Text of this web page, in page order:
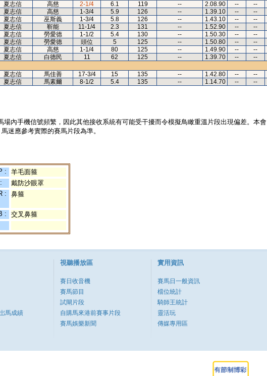
夏志信 高慈 2-1/4 6.1 119 -- 2.08.90 -- --
夏志信 高慈 1-3/4 5.9 126 -- 1.39.10 -- --
夏志信 巫斯義 1-3/4 5.8 126 -- 1.43.10 -- --
夏志信 靳能 11-1/4 2.3 131 -- 1.52.90 -- --
夏志信 勞愛德 1-1/2 5.4 130 -- 1.50.30 -- --
夏志信 勞愛德 頭位 5 125 -- 1.50.80 -- --
夏志信 高慈 1-1/4 80 125 -- 1.49.90 -- --
夏志信 白德民 11 62 125 -- 1.39.70 -- --
夏志信 馬佳善 17-3/4 15 135 -- 1.42.80 -- --
夏志信 馬素爾 8-1/2 5.4 135 -- 1.14.70 -- --
內手機信號頻繁，因此其他接收系統有可能受干擾而令模擬鳥瞰重溫片段出現偏差。本會
迷應參考實際的賽馬片段為準。
:
羊毛面箍
戴防沙眼罩
: 鼻箍
:
交叉鼻箍
馬成績
視聽播放區
賽日收音機
賽馬節目
試閘片段
自購馬來港前賽事片段
賽馬娛樂新聞
實用資訊
賽馬日一般資訊
檔位統計
騎師王統計
靈活玩
傳媒專用區